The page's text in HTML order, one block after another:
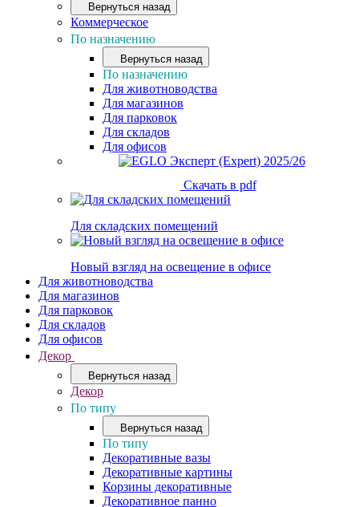
Вернуться назад
Коммерческое
По назначению
Вернуться назад
По назначению
Для животноводства
Для магазинов
Для парковок
Для складов
Для офисов
Скачать в pdf
Для складских помещений
Новый взгляд на освещение в офисе
Для животноводства
Для магазинов
Для парковок
Для складов
Для офисов
Декор
Вернуться назад
Декор
По типу
Вернуться назад
По типу
Декоративные вазы
Декоративные картины
Корзины декоративные
Декоративное панно